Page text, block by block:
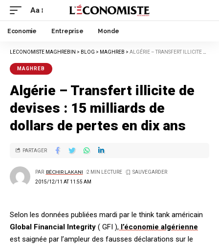
Aa
Economie Entreprise Monde
LECONOMISTE MAGHREBIN > BLOG > MAGHREB > ALGÉRIE – TRANSFERT ILLICITE DE DEVISES : 15 MILLIARDS DE DOLLARS DE PERTES EN DIX ANS
MAGHREB
Algérie – Transfert illicite de
devises : 15 milliards de
dollars de pertes en dix ans
2015/12/11 AT 11:55 AM
PAR BÉCHIR LAKANI 2 MIN LECTURE
PARTAGER
Selon les données publiées mardi par le think tank américain
Global Financial Integrity ( GFI ), l’économie algérienne
est saignée par l’ampleur des fausses déclarations sur le